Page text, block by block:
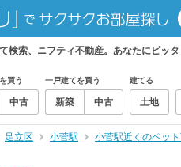
検索、ニフティ不動産。あなたにピッ
買う
中古
一戸建てを買う
新築 中古
建てる
土地
足立区 小菅駅 小菅駅近くのペット